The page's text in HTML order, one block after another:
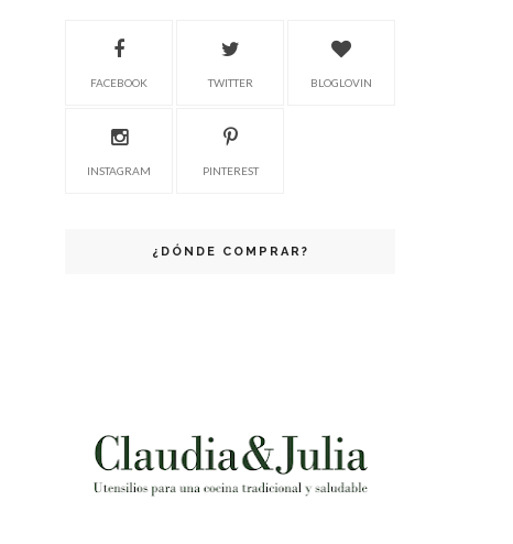
FACEBOOK TWITTER BLOGLOVIN
INSTAGRAM PINTEREST
¿DÓNDE COMPRAR?